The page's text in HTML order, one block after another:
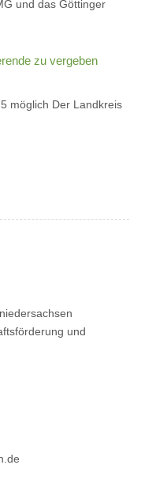
und das Göttinger
zu vergeben
möglich Der Landkreis
und